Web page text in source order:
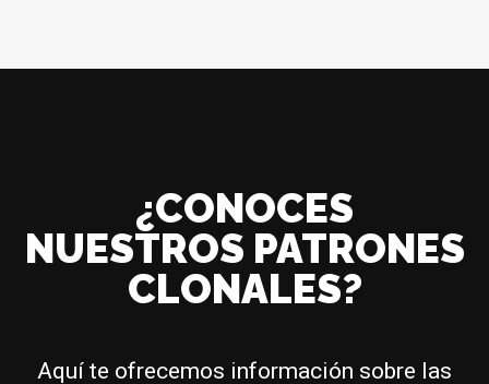
¿CONOCES
NUESTROS PATRONES
CLONALES?
Aquí te ofrecemos información sobre las